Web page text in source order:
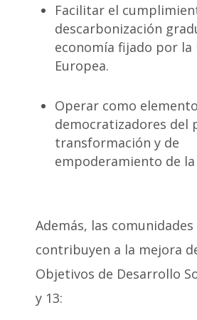
Facilitar el
descarbonización
economía fijado por la
Europea.
Operar como
democratizadores del
transformación y de
empoderamiento de
Además, las
contribuyen a la mejora
Objetivos de Desarrollo
y 13: